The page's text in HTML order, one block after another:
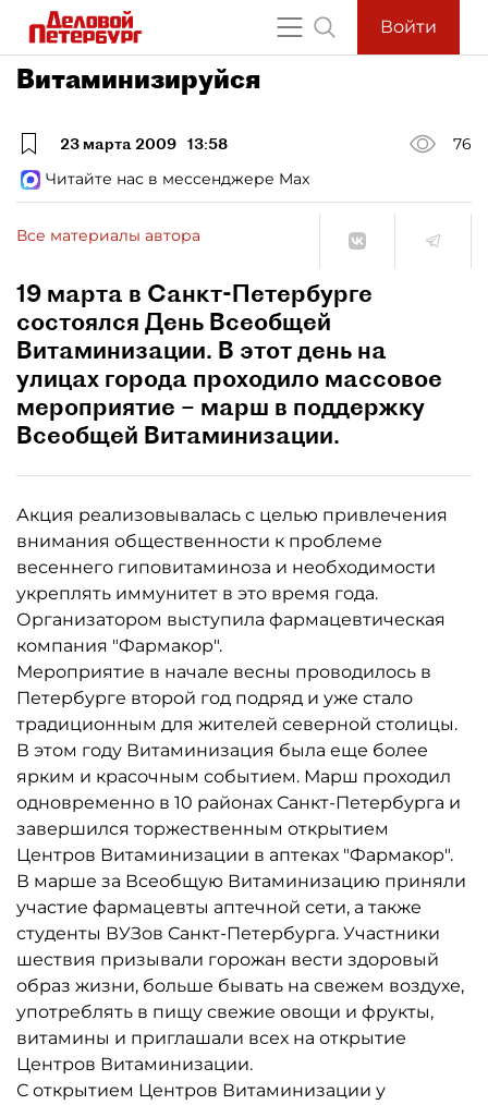
Войти
Витаминизируйся
23 марта 2009 13:58
76
Читайте нас в мессенджере Max
Все материалы автора
19 марта в Санкт-Петербурге
состоялся День Всеобщей
Витаминизации. В этот день на
улицах города проходило массовое
мероприятие – марш в поддержку
Всеобщей Витаминизации.
Акция реализовывалась с целью привлечения
внимания общественности к проблеме
весеннего гиповитаминоза и необходимости
укреплять иммунитет в это время года.
Организатором выступила фармацевтическая
компания "Фармакор".
Мероприятие в начале весны проводилось в
Петербурге второй год подряд и уже стало
традиционным для жителей северной столицы.
В этом году Витаминизация была еще более
ярким и красочным событием. Марш проходил
одновременно в 10 районах Санкт-Петербурга и
завершился торжественным открытием
Центров Витаминизации в аптеках "Фармакор".
В марше за Всеобщую Витаминизацию приняли
участие фармацевты аптечной сети, а также
студенты ВУЗов Санкт-Петербурга. Участники
шествия призывали горожан вести здоровый
образ жизни, больше бывать на свежем воздухе,
употреблять в пищу свежие овощи и фрукты,
витамины и приглашали всех на открытие
Центров Витаминизации.
С открытием Центров Витаминизации у